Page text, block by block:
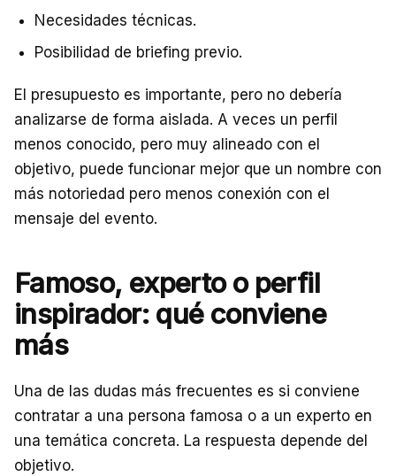
Necesidades técnicas.
Posibilidad de briefing previo.
El presupuesto es importante, pero no debería
analizarse de forma aislada. A veces un perfil
menos conocido, pero muy alineado con el
objetivo, puede funcionar mejor que un nombre con
más notoriedad pero menos conexión con el
mensaje del evento.
Famoso, experto o perfil
inspirador: qué conviene
más
Una de las dudas más frecuentes es si conviene
contratar a una persona famosa o a un experto en
una temática concreta. La respuesta depende del
objetivo.